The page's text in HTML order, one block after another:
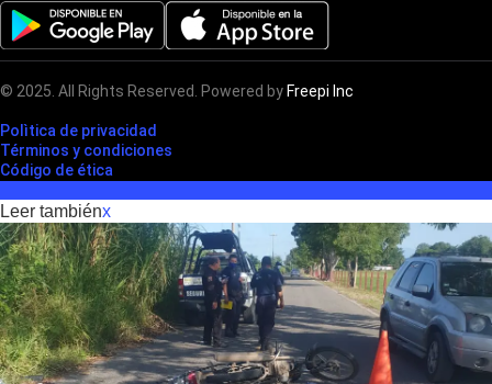
© 2025. All Rights Reserved. Powered by Freepi Inc
Polìtica de privacidad
Términos y condiciones
Código de ética
Leer tambiénx